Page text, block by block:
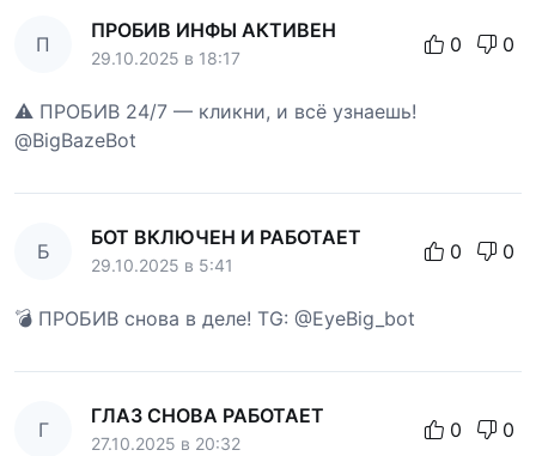
П
ПРОБИВ ИНФЫ АКТИВЕН
29.10.2025 в 18:17
0 0
⚠️ ПРОБИВ 24/7 — кликни, и всё узнаешь!
@BigBazeBot
Б
БОТ ВКЛЮЧЕН И РАБОТАЕТ
29.10.2025 в 5:41
0 0
💣 ПРОБИВ снова в деле! TG: @EyeBig_bot
Г
ГЛАЗ СНОВА РАБОТАЕТ
27.10.2025 в 20:32
0 0